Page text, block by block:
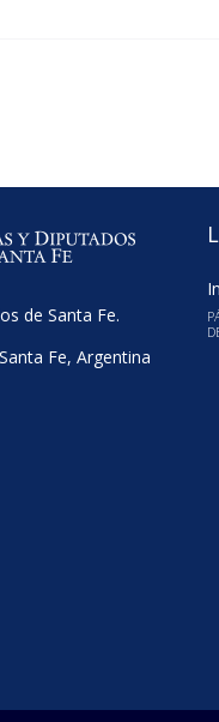
de Santa Fe.
Fe, Argentina